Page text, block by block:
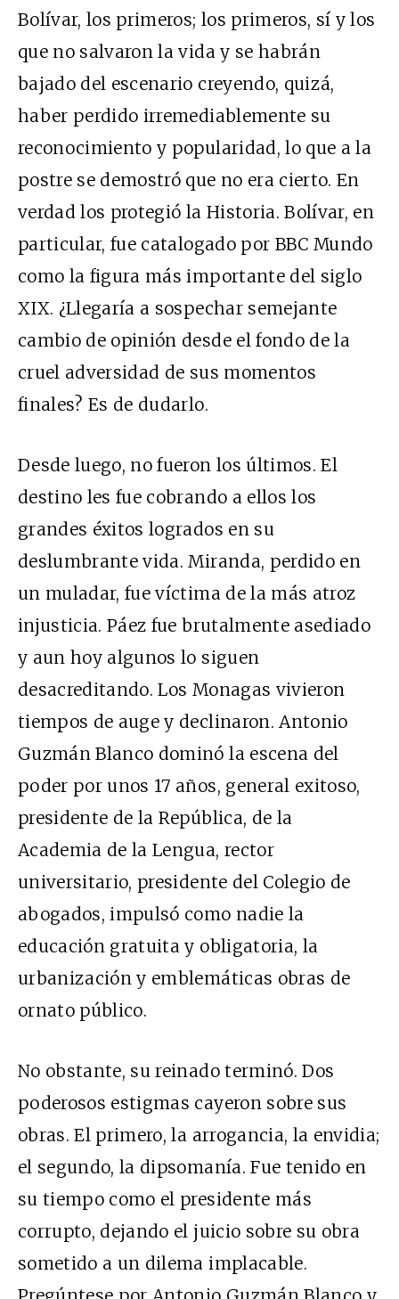
Bolívar, los primeros; los primeros, sí y los
que no salvaron la vida y se habrán
bajado del escenario creyendo, quizá,
haber perdido irremediablemente su
reconocimiento y popularidad, lo que a la
postre se demostró que no era cierto. En
verdad los protegió la Historia. Bolívar, en
particular, fue catalogado por BBC Mundo
como la figura más importante del siglo
XIX. ¿Llegaría a sospechar semejante
cambio de opinión desde el fondo de la
cruel adversidad de sus momentos
finales? Es de dudarlo.
Desde luego, no fueron los últimos. El
destino les fue cobrando a ellos los
grandes éxitos logrados en su
deslumbrante vida. Miranda, perdido en
un muladar, fue víctima de la más atroz
injusticia. Páez fue brutalmente asediado
y aun hoy algunos lo siguen
desacreditando. Los Monagas vivieron
tiempos de auge y declinaron. Antonio
Guzmán Blanco dominó la escena del
poder por unos 17 años, general exitoso,
presidente de la República, de la
Academia de la Lengua, rector
universitario, presidente del Colegio de
abogados, impulsó como nadie la
educación gratuita y obligatoria, la
urbanización y emblemáticas obras de
ornato público.
No obstante, su reinado terminó. Dos
poderosos estigmas cayeron sobre sus
obras. El primero, la arrogancia, la envidia;
el segundo, la dipsomanía. Fue tenido en
su tiempo como el presidente más
corrupto, dejando el juicio sobre su obra
sometido a un dilema implacable.